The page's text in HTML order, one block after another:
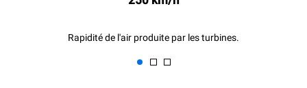
Rapidité de l'air produite par les turbines.